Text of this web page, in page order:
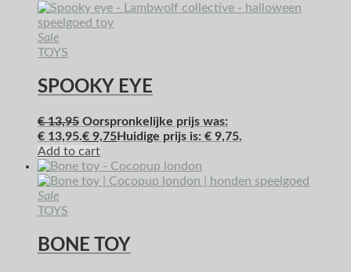
Sale
TOYS
SPOOKY EYE
€13,95 Oorspronkelijke prijs was:
€ 13,95.€ 9,75Huidige prijs is: € 9,75.
Add to cart
Sale
TOYS
BONE TOY